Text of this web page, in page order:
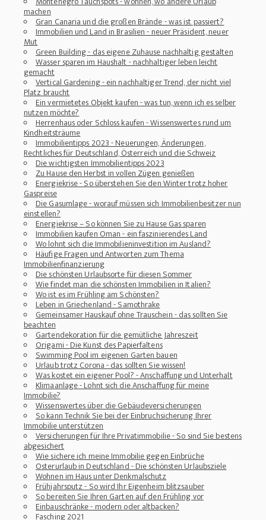
machen
Gran Canaria und die großen Brände - was ist passiert?
Immobilien und Land in Brasilien - neuer Präsident, neuer
Mut
Green Building - das eigene Zuhause nachhaltig gestalten
Wasser sparen im Haushalt - nachhaltiger leben leicht
gemacht
Vertical Gardening - ein nachhaltiger Trend, der nicht viel
Platz braucht
Ein vermietetes Objekt kaufen - was tun, wenn ich es selber
nutzen möchte?
Herrenhaus oder Schloss kaufen - Wissenswertes rund um
Kindheitsträume
Immobilientipps 2023 - Neuerungen, Änderungen,
Rechtliches für Deutschland, Österreich und die Schweiz
Die wichtigsten Immobilientipps 2023
Zu Hause den Herbst in vollen Zügen genießen
Energiekrise - So überstehen Sie den Winter trotz hoher
Gaspreise
Die Gasumlage - worauf müssen sich Immobilienbesitzer nun
einstellen?
Energiekrise – So können Sie zu Hause Gas sparen
Immobilien kaufen Oman - ein faszinierendes Land
Wo lohnt sich die Immobilieninvestition im Ausland?
Häufige Fragen und Antworten zum Thema
Immobilienfinanzierung
Die schönsten Urlaubsorte für diesen Sommer
Wie findet man die schönsten Immobilien in Italien?
Wo ist es im Frühling am Schönsten?
Leben in Griechenland - Samothrake
Gemeinsamer Hauskauf ohne Trauschein - das sollten Sie
beachten
Gartendekoration für die gemütliche Jahreszeit
Origami - Die Kunst des Papierfaltens
Swimming Pool im eigenen Garten bauen
Urlaub trotz Corona - das sollten Sie wissen!
Was kostet ein eigener Pool? - Anschaffung und Unterhalt
Klimaanlage - Lohnt sich die Anschaffung für meine
Immobilie?
Wissenswertes über die Gebäudeversicherungen
So kann Technik Sie bei der Einbruchsicherung Ihrer
Immobilie unterstützen
Versicherungen für Ihre Privatimmobilie - So sind Sie bestens
abgesichert
Wie sichere ich meine Immobilie gegen Einbrüche
Osterurlaub in Deutschland - Die schönsten Urlaubsziele
Wohnen im Haus unter Denkmalschutz
Frühjahrsputz - So wird Ihr Eigenheim blitzsauber
So bereiten Sie Ihren Garten auf den Frühling vor
Einbauschränke - modern oder altbacken?
Fasching 2021